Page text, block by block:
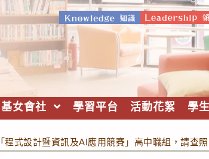
基女會社 學習平台 活動花絮 學
式設計暨資訊及AI應用競賽」高中職組，請查照